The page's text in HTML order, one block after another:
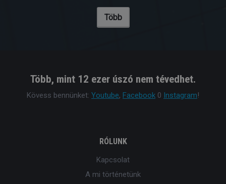
Több
Több, mint 12 ezer úszó nem tévedhet.
Kövess bennünket: Youtube, Facebook 0 Instagram!
RÓLUNK
Kapcsolat
A mi történetünk